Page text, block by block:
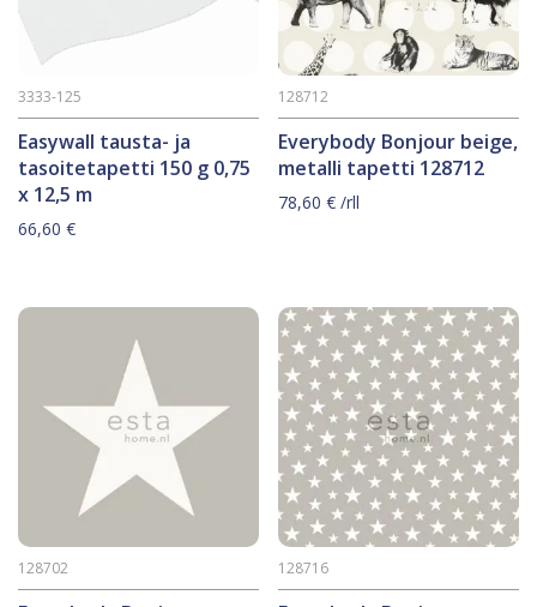
Easywall tausta- ja
tasoitetapetti 150 g 0,75
x 12,5 m
3333-125
66,60 €
Everybody Bonjour beige,
metalli tapetti 128712
128712
78,60€ /rll
128702 128716